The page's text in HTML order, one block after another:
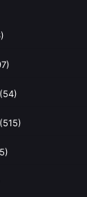
(54)
(515)